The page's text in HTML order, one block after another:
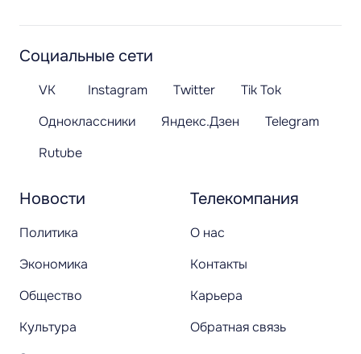
Новости
Политика
Экономика
Общество
Культура
Телекомпания
О нас
Контакты
Карьера
Обратная связь
Социальные сети
VK Instagram Twitter
Tik Tok
Одноклассники
Яндекс.Дзен
Telegram
Rutube